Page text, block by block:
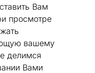
Вам
просмотре
вашему
делимся
Вами